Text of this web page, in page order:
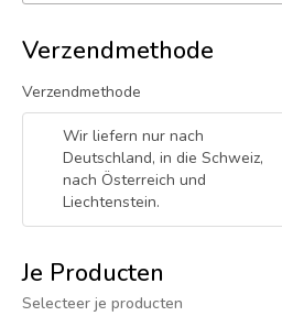
Verzendmethode
Verzendmethode
Wir liefern nur nach
Deutschland, in die Schweiz,
nach Österreich und
Liechtenstein.
Je Producten
Selecteer je producten